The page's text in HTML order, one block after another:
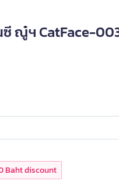
ซี ณู๋ฯ CatFace-
Baht discount